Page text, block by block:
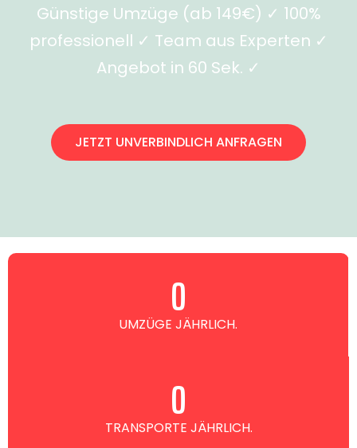
Günstige Umzüge (ab 149€) ✓ 100%
professionell ✓ Team aus Experten ✓
Angebot in 60 Sek. ✓
JETZT UNVERBINDLICH ANFRAGEN
UMZÜGE JÄHRLICH.
0
TRANSPORTE JÄHRLICH.
0